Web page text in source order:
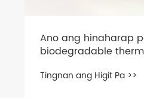
Ano ang hinaharap
biodegradable
Tingnan ang Higit Pa >>